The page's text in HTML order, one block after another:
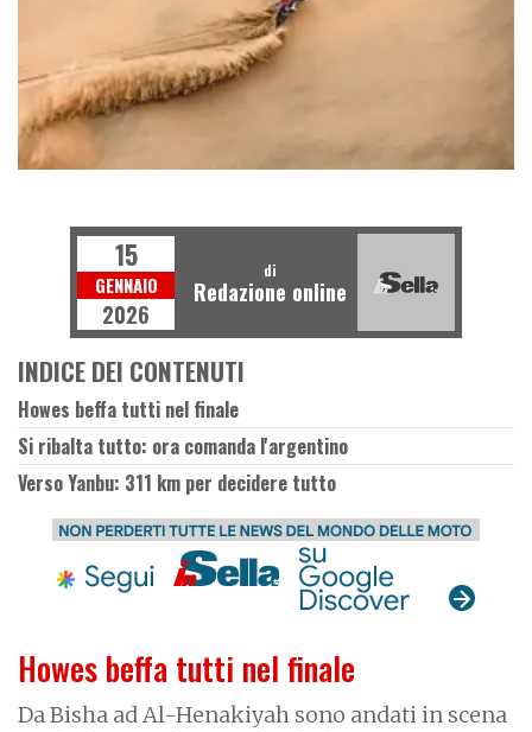
Howes beffa tutti nel finale
Da Bisha ad Al-Henakiyah sono andati in scena
15
GENNAIO
2026
di
Redazione online
INDICE DEI CONTENUTI
Howes beffa tutti nel finale
Si ribalta tutto: ora comanda l'argentino
Verso Yanbu: 311 km per decidere tutto